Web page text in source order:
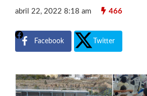
abril 22, 2022 8:18 am 466
Facebook Twitter